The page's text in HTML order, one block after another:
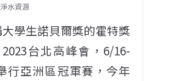
水資源
大學生諾貝爾獎的霍特獎
台北高峰會，6/16-
行亞洲區冠軍賽，今年